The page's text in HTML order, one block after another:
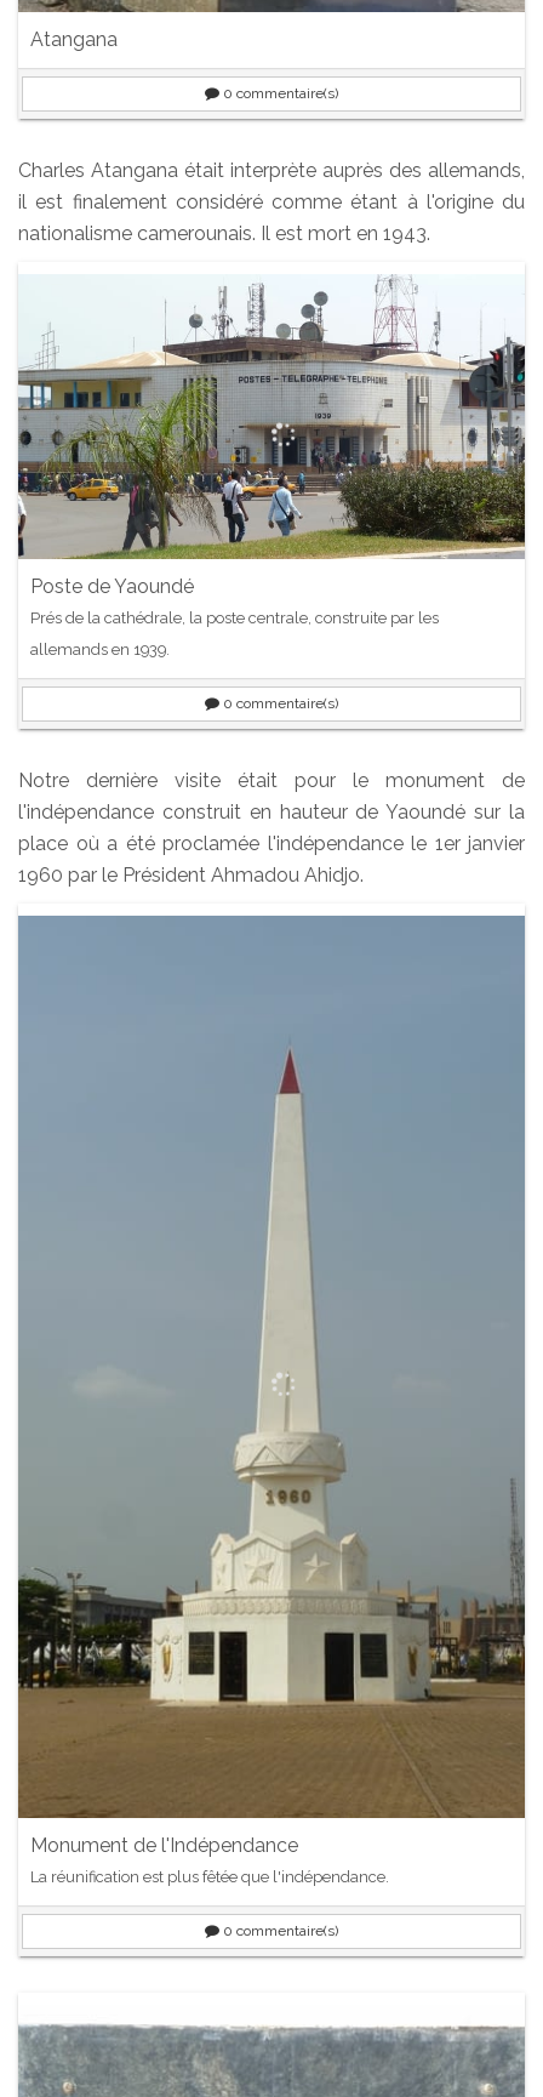
Atangana
0 commentaire(s)
Charles Atangana était interprète auprès des allemands,
il est finalement considéré comme étant à l'origine du
nationalisme camerounais. Il est mort en 1943.
Poste de Yaoundé
Prés de la cathédrale, la poste centrale, construite par les
allemands en 1939.
0 commentaire(s)
Notre dernière visite était pour le monument de
l'indépendance construit en hauteur de Yaoundé sur la
place où a été proclamée l'indépendance le 1er janvier
1960 par le Président Ahmadou Ahidjo.
Monument de l'Indépendance
La réunification est plus fêtée que l'indépendance.
0 commentaire(s)